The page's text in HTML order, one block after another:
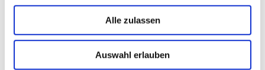
Alle zulassen
Auswahl erlauben